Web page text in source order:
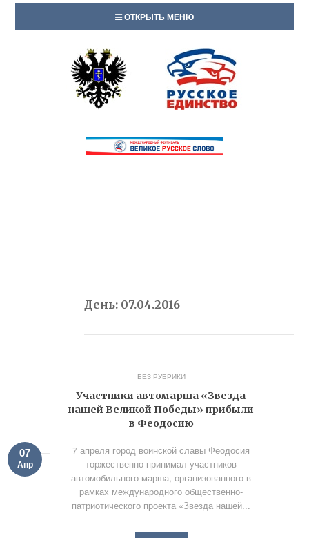
ОТКРЫТЬ МЕНЮ
День: 07.04.2016
БЕЗ РУБРИКИ
Участники автомарша «Звезда
нашей Великой Победы» прибыли
в Феодосию
07
Апр
7 апреля город воинской славы Феодосия
торжественно принимал участников
автомобильного марша, организованного в
рамках международного общественно-
патриотического проекта «Звезда нашей...